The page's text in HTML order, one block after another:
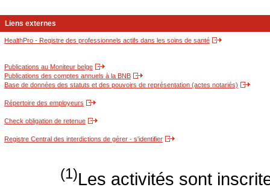
Liens externes
HealthPro - Registre des professionnels actifs dans les soins de santé
Publications au Moniteur belge
Publications des comptes annuels à la BNB
Base de données des statuts et des pouvoirs de représentation (actes notariés)
Répertoire des employeurs
Check obligation de retenue
Registre Central des interdictions de gérer - s'identifier
(1)Les activités sont